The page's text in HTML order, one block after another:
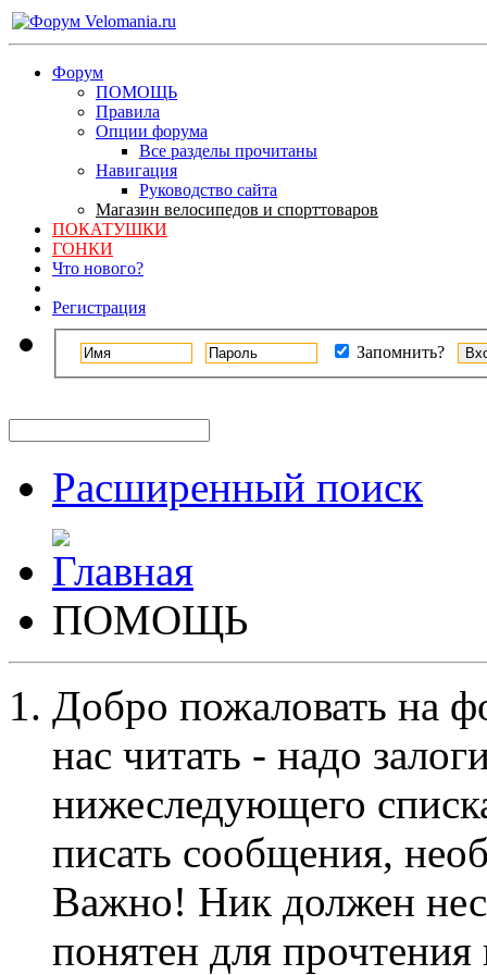
Форум
ПОМОЩЬ
Правила
Опции форума
Все разделы прочитаны
Навигация
Руководство сайта
Магазин велосипедов и спорттоваров
ПОКАТУШКИ
ГОНКИ
Что нового?
Регистрация
Запомнить?
Расширенный поиск
ПОМОЩЬ
Добро пожаловать на
нас читать - надо
нижеследующего
писать сообщения,
Важно! Ник должен
понятен для